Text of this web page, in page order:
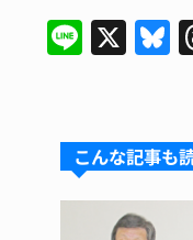
Li
n
X
u
s
k
y
こんな記事も